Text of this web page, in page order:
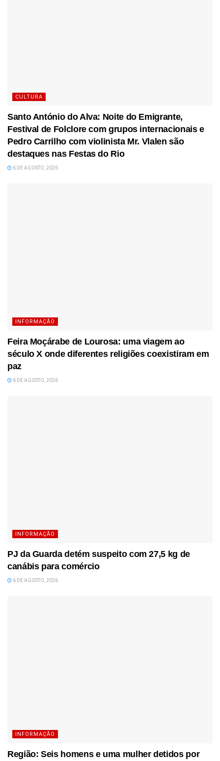
CULTURA
Santo António do Alva: Noite do Emigrante,
Festival de Folclore com grupos internacionais e
Pedro Carrilho com violinista Mr. Vlalen são
destaques nas Festas do Rio
6 DE AGOSTO, 2026
INFORMAÇÃO
Feira Moçárabe de Lourosa: uma viagem ao
século X onde diferentes religiões coexistiram em
paz
6 DE AGOSTO, 2026
INFORMAÇÃO
PJ da Guarda detém suspeito com 27,5 kg de
canábis para comércio
6 DE AGOSTO, 2026
INFORMAÇÃO
Região: Seis homens e uma mulher detidos por